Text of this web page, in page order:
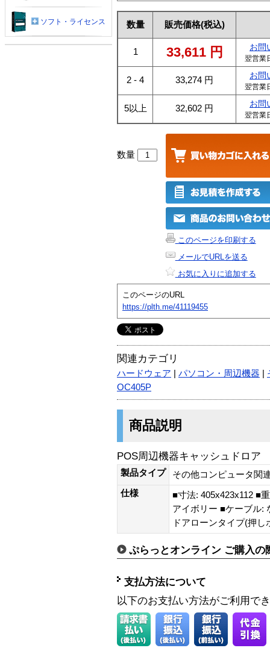
数量 販売価格(税込)
1 33,611 円 お問
翌営業
2 - 4 33,274 円 お問
翌営業
5以上 32,602 円 お問
翌営業
数量
このページを印刷する
メールでURLを送る
お気に入りに追加する
このページのURL
https://plth.me/41119455
関連カテゴリ
ハードウェア パソコン・周辺機器
OC405P
商品説明
POS周辺機器キャッシュドロア
製品タイプ
その他コンピュータ関
仕様
■寸法: 405x423x112 ■
アイボリー ■ケーブル:
ドアローンタイプ(押し
ぷらっとオンライン ご購入の
支払方法について
以下のお支払い方法がご利用で
ソフト・ライセンス